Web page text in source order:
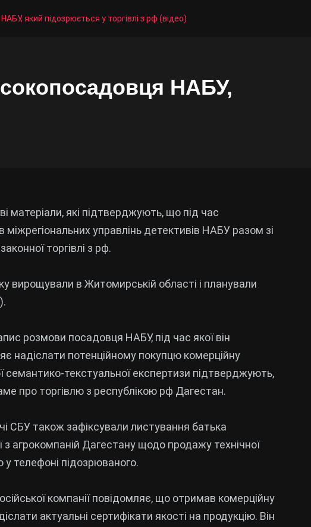
який підозрюється у торгівлі з рф (відео)
НАБУ,
матеріали, які підтверджують, що під час
міжрегіональних управлінь детективів НАБУ разом зі
торгівлі з рф.
вирощували в Житомирській області і планували
розмови посадовця НАБУ, під час якої він
надіслати потенційному покупцю комерційну
семантико-текстуальної експертизи підтверджують,
про торгівлю з республікою рф Дагестан.
СБУ також зафіксували листування батька
агрокомпаній Дагестану щодо продажу технічної
у телефоні підозрюваного.
компанії повідомляє, що отримав комерційну
актуальні сертифікати якості на продукцію. Він